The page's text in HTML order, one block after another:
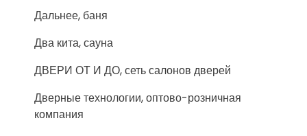
Дальнее, баня
Два кита, сауна
ДВЕРИ ОТ И ДО, сеть салонов дверей
Дверные технологии, оптово-розничная
компания